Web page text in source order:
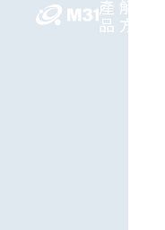
產
品
解決
方案